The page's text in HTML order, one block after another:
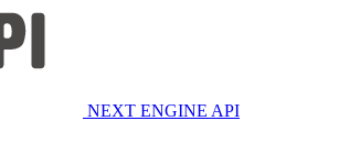
NEXT ENGINE API